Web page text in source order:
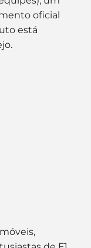
oficial
está